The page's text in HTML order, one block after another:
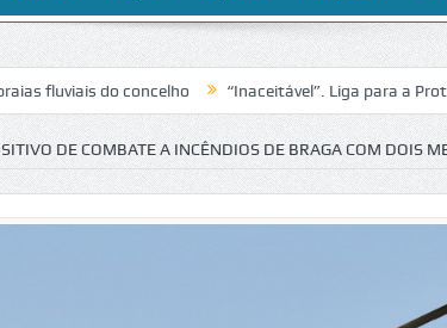
do concelho “Inaceitável”. Liga para a Proteção da
DE COMBATE A INCÊNDIOS DE BRAGA COM DOIS